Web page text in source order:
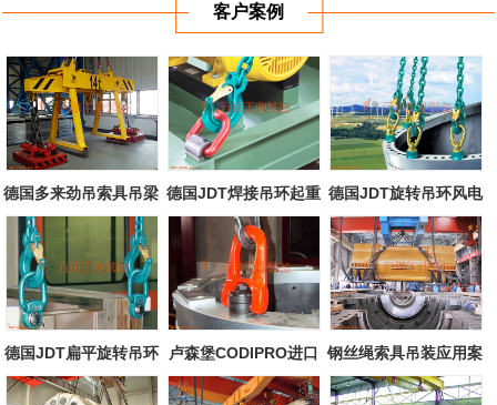
客户案例
德国多来劲吊索具吊梁
配永磁起重...
德国JDT焊接吊环起重
吊装案例
德国JDT旋转吊环风电
行业吊装案...
德国JDT扁平旋转吊环
吊装案例
卢森堡CODIPRO进口
旋转吊环应用...
钢丝绳索具吊装应用案
例